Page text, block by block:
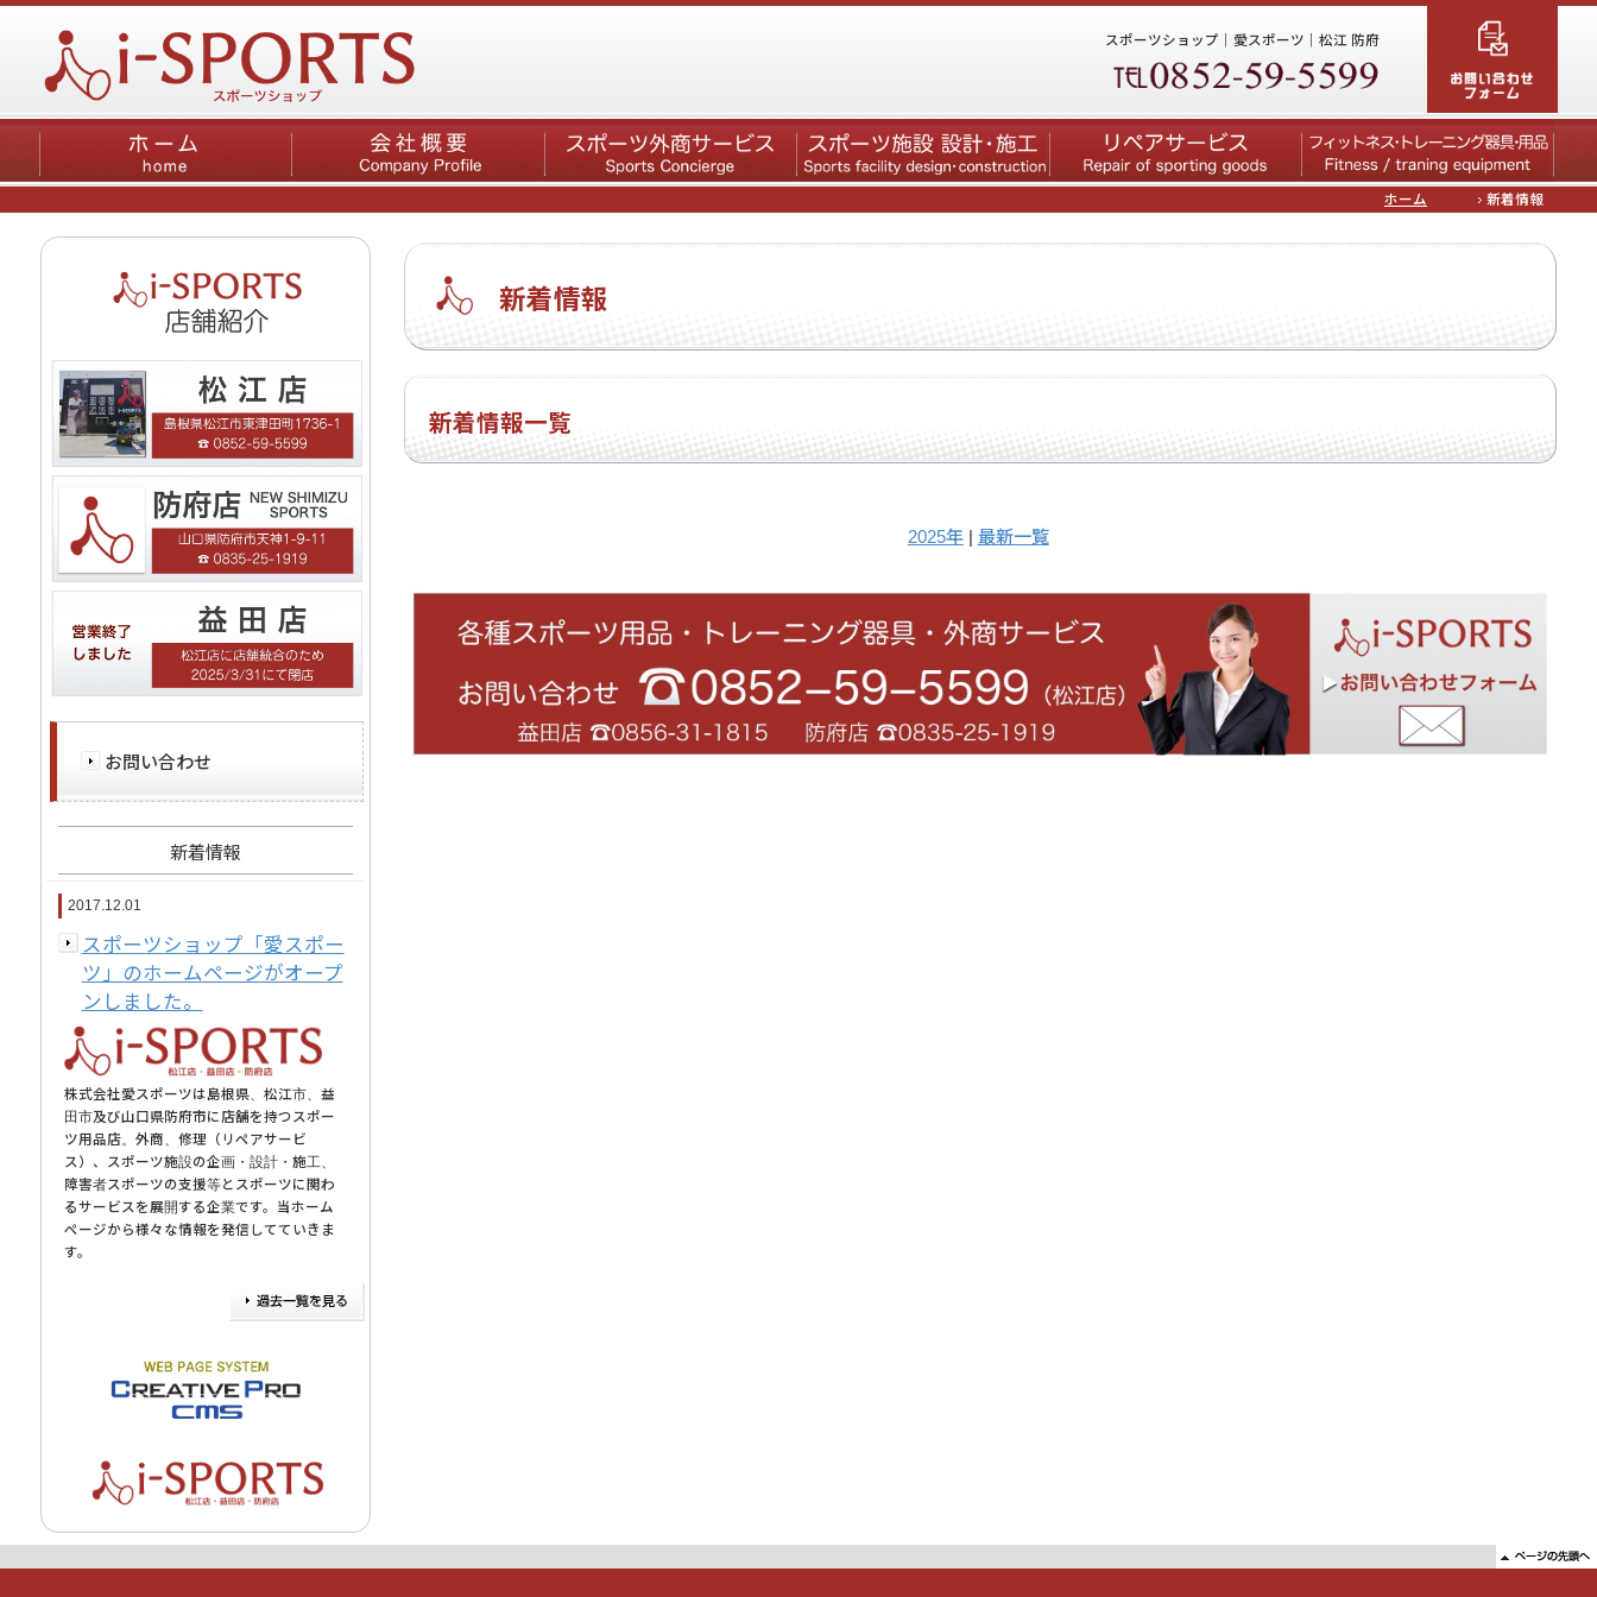
スポーツショップ｜愛スポーツ｜松江 防府
ホーム 新着情報
新着情報
新着情報一覧
2025年| 最新一覧
お問い合わせ
新着情報
2017.12.01
スポーツショップ「愛スポー
ツ」のホームページがオープ
ンしました。
株式会社愛スポーツは島根県、松江市、益
田市及び山口県防府市に店舗を持つスポー
ツ用品店。外商、修理（リペアサービ
ス）、スポーツ施設の企画・設計・施工、
障害者スポーツの支援等とスポーツに関わ
るサービスを展開する企業です。当ホーム
ページから様々な情報を発信してていきま
す。